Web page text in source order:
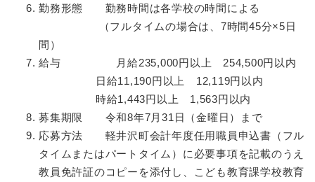
勤務形態 勤務時間は各学校の時間による
（フルタイムの場合は、7時間45分×5日
間）
給与 月給235,000円以上 254,500円以内
日給11,190円以上 12,119円以内
時給1,443円以上 1,563円以内
募集期限 令和8年7月31日（金曜日）まで
応募方法 軽井沢町会計年度任用職員申込書（フル
タイムまたはパートタイム）に必要事項を記載のうえ
教員免許証のコピーを添付し、こども教育課学校教育